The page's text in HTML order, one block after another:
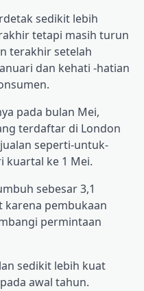
sedikit lebih
tetapi masih turun
terakhir setelah
dan kehati -hatian
pada bulan Mei,
terdaftar di London
seperti-untuk-
kuartal ke 1 Mei.
sebesar 3,1
karena pembukaan
permintaan
sedikit lebih kuat
awal tahun.